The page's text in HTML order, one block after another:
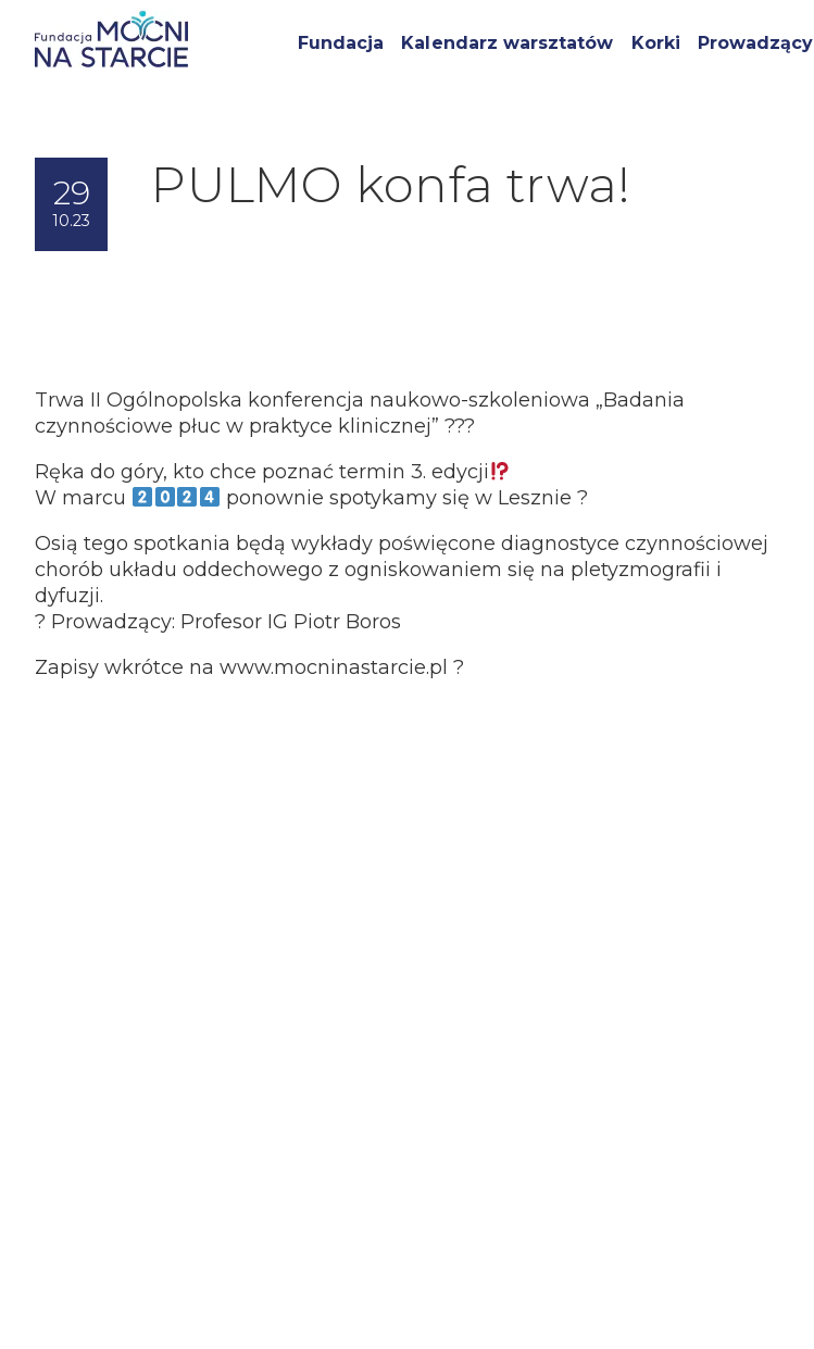
Fundacja Kalendarz warsztatów Korki Prowadzący
29
10.23
PULMO konfa trwa!
Trwa II Ogólnopolska konferencja naukowo-szkoleniowa „Badania
czynnościowe płuc w praktyce klinicznej” ???
Ręka do góry, kto chce poznać termin 3. edycji
W marcu
ponownie spotykamy się w Lesznie ?
Osią tego spotkania będą wykłady poświęcone diagnostyce czynnościowej
chorób układu oddechowego z ogniskowaniem się na pletyzmografii i
dyfuzji.
? Prowadzący: Profesor IG Piotr Boros
Zapisy wkrótce na www.mocninastarcie.pl ?